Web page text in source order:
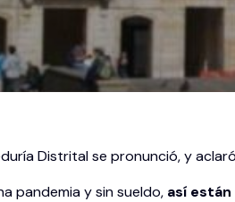
Distrital se pronunció, y
pandemia y sin sueldo, así